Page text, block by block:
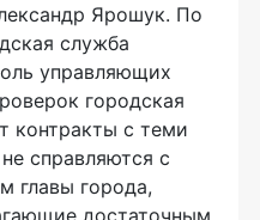
Ярошук. По
служба
управляющих
городская
контракты с теми
справляются с
главы города,